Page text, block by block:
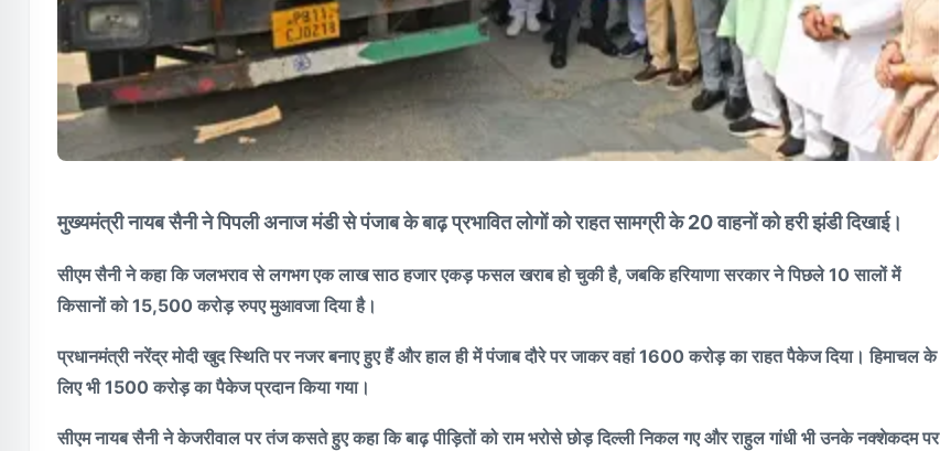
मुख्यमंत्री नायब सैनी ने पिपली अनाज मंडी से पंजाब के बाढ़ प्रभावित लोगों को राहत सामग्री के 20 वाहनों को हरी झंडी दिखाई।
सीएम सैनी ने कहा कि जलभराव से लगभग एक लाख साठ हजार एकड़ फसल खराब हो चुकी है, जबकि हरियाणा सरकार ने पिछले 10 सालों में
किसानों को 15,500 करोड़ रुपए मुआवजा दिया है।
प्रधानमंत्री नरेंद्र मोदी खुद स्थिति पर नजर बनाए हुए हैं और हाल ही में पंजाब दौरे पर जाकर वहां 1600 करोड़ का राहत पैकेज दिया। हिमाचल के
लिए भी 1500 करोड़ का पैकेज प्रदान किया गया।
सीएम नायब सैनी ने केजरीवाल पर तंज कसते हुए कहा कि बाढ़ पीड़ितों को राम भरोसे छोड़ दिल्ली निकल गए और राहुल गांधी भी उनके नक्शेकदम पर